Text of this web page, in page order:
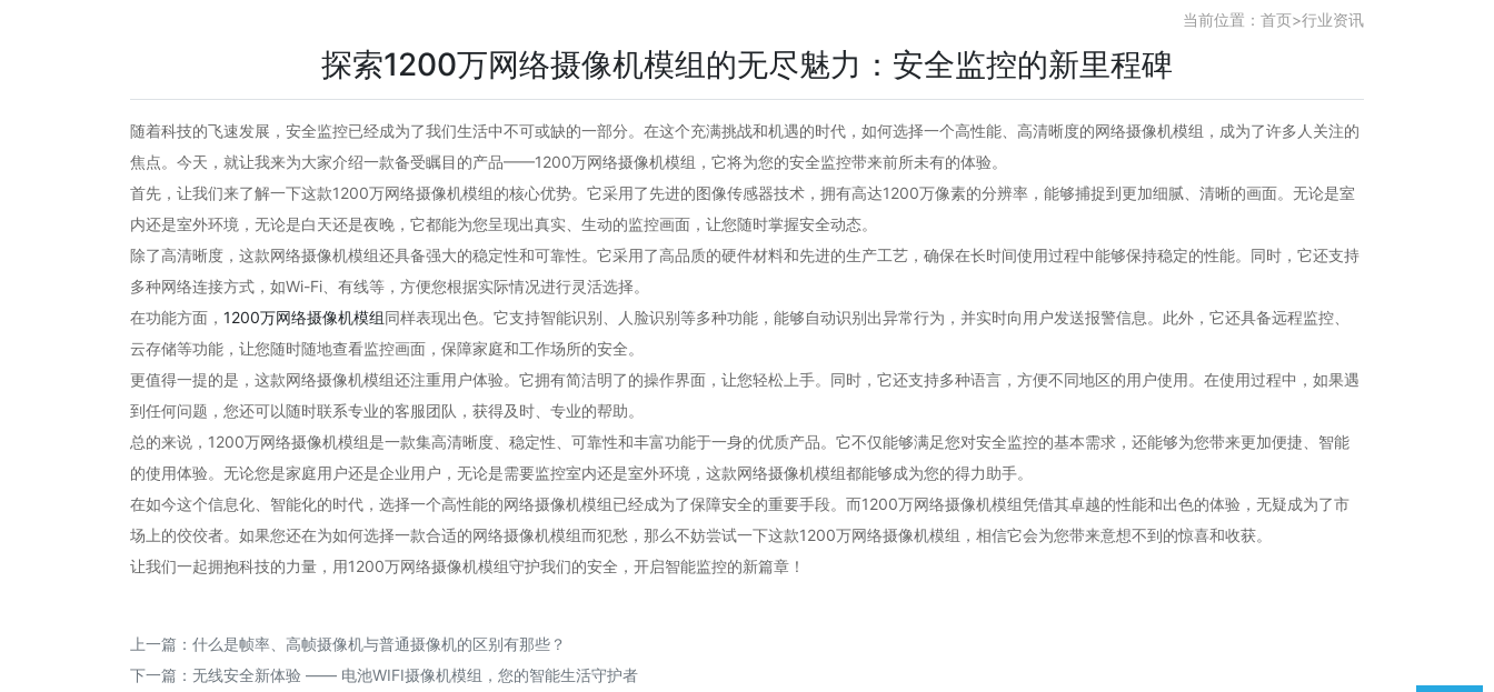
当前位置： 首页>行业资讯
探索1200万网络摄像机模组的无尽魅力：安全监控的新里程碑
随着科技的飞速发展，安全监控已经成为了我们生活中不可或缺的一部分。在这个充满挑战和机遇的时代，如何选择一个高性能、高清晰度的网络摄像机模组，成为了许多人关注的
焦点。今天，就让我来为大家介绍一款备受瞩目的产品——1200万网络摄像机模组，它将为您的安全监控带来前所未有的体验。
首先，让我们来了解一下这款1200万网络摄像机模组的核心优势。它采用了先进的图像传感器技术，拥有高达1200万像素的分辨率，能够捕捉到更加细腻、清晰的画面。无论是室
内还是室外环境，无论是白天还是夜晚，它都能为您呈现出真实、生动的监控画面，让您随时掌握安全动态。
除了高清晰度，这款网络摄像机模组还具备强大的稳定性和可靠性。它采用了高品质的硬件材料和先进的生产工艺，确保在长时间使用过程中能够保持稳定的性能。同时，它还支持
多种网络连接方式，如Wi-Fi、有线等，方便您根据实际情况进行灵活选择。
在功能方面， 1200万网络摄像机模组同样表现出色。它支持智能识别、人脸识别等多种功能，能够自动识别出异常行为，并实时向用户发送报警信息。此外，它还具备远程监控、
云存储等功能，让您随时随地查看监控画面，保障家庭和工作场所的安全。
更值得一提的是，这款网络摄像机模组还注重用户体验。它拥有简洁明了的操作界面，让您轻松上手。同时，它还支持多种语言，方便不同地区的用户使用。在使用过程中，如果遇
到任何问题，您还可以随时联系专业的客服团队，获得及时、专业的帮助。
总的来说，1200万网络摄像机模组是一款集高清晰度、稳定性、可靠性和丰富功能于一身的优质产品。它不仅能够满足您对安全监控的基本需求，还能够为您带来更加便捷、智能
的使用体验。无论您是家庭用户还是企业用户，无论是需要监控室内还是室外环境，这款网络摄像机模组都能够成为您的得力助手。
在如今这个信息化、智能化的时代，选择一个高性能的网络摄像机模组已经成为了保障安全的重要手段。而1200万网络摄像机模组凭借其卓越的性能和出色的体验，无疑成为了市
场上的佼佼者。如果您还在为如何选择一款合适的网络摄像机模组而犯愁，那么不妨尝试一下这款1200万网络摄像机模组，相信它会为您带来意想不到的惊喜和收获。
让我们一起拥抱科技的力量，用1200万网络摄像机模组守护我们的安全，开启智能监控的新篇章！
上一篇： 什么是帧率、高帧摄像机与普通摄像机的区别有那些？
下一篇： 无线安全新体验 —— 电池WIFI摄像机模组，您的智能生活守护者